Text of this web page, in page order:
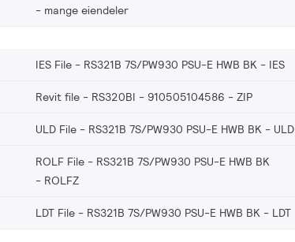
mange eiendeler
IES File - RS321B 7S/PW930 PSU-E HWB BK IES
Revit file - RS320BI - 910505104586 ZIP
ULD File - RS321B 7S/PW930 PSU-E HWB BK ULD
ROLF File - RS321B 7S/PW930 PSU-E HWB BK
ROLFZ
LDT File - RS321B 7S/PW930 PSU-E HWB BK LDT